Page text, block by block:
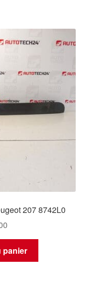
207 8742L0
panier